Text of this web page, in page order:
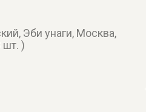
Эби унаги, Москва,
шт. )